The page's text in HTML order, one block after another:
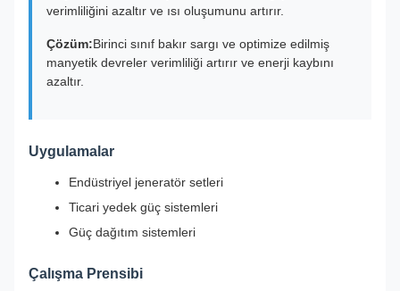
verimliliğini azaltır ve ısı oluşumunu artırır.
Çözüm:Birinci sınıf bakır sargı ve optimize edilmiş
manyetik devreler verimliliği artırır ve enerji kaybını
azaltır.
Uygulamalar
Endüstriyel jeneratör setleri
Ticari yedek güç sistemleri
Güç dağıtım sistemleri
Çalışma Prensibi